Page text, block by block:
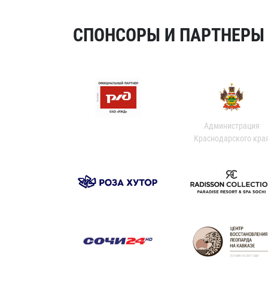
СПОНСОРЫ И ПАРТНЕРЫ
Администрация
Краснодарского